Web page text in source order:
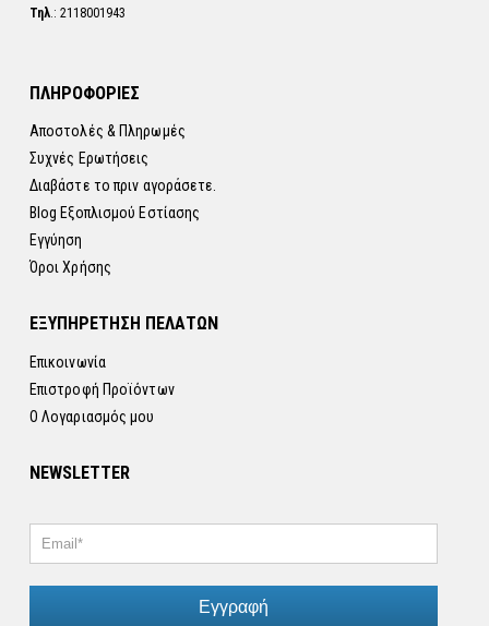
Τηλ.: 2118001943
ΠΛΗΡΟΦΟΡΙΕΣ
Αποστολές & Πληρωμές
Συχνές Ερωτήσεις
Διαβάστε το πριν αγοράσετε.
Blog Εξοπλισμού Εστίασης
Εγγύηση
Όροι Χρήσης
ΕΞΥΠΗΡΕΤΗΣΗ ΠΕΛΑΤΩΝ
Επικοινωνία
Επιστροφή Προϊόντων
Ο Λογαριασμός μου
NEWSLETTER
Εγγραφή